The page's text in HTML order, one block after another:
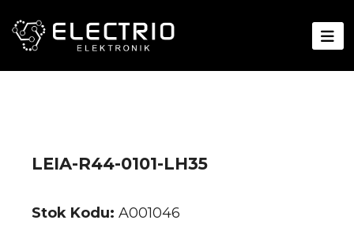
LEIA-R44-0101-LH35
Stok Kodu: A001046